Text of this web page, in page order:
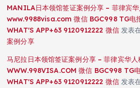
MANILA日本领馆签证案例分享 – 菲律宾
www.9988visa.com 微信 BGC998 TG电
WHAT'S APP+63 9120912222 微信发表
案例分享
马尼拉日本领馆签证案例分享 – 菲律宾华人
WWW.998VISA.COM 微信 BGC998 TG
WHAT'S APP+63 9120912222 微信发表